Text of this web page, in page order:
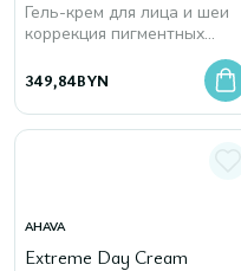
Гель-крем для лица и шеи
коррекция пигментных
349,84BYN
AHAVA
Extreme Day Cream